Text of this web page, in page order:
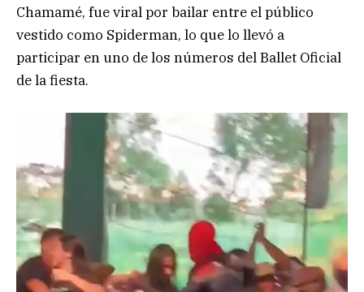
Chamamé, fue viral por bailar entre el público
vestido como Spiderman, lo que lo llevó a
participar en uno de los números del Ballet Oficial
de la fiesta.